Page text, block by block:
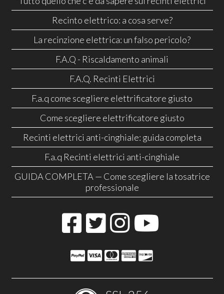
Recinto elettrico: a cosa serve?
La recinzione elettrica: un falso pericolo?
F.A.Q - Riscaldamento animali
F.A.Q. Recinti Elettrici
F.a.q come scegliere elettrificatore giusto
Come scegliere elettrificatore giusto
Recinti elettrici anti-cinghiale: guida completa
F.a.q Recinti elettrici anti-cinghiale
GUIDA COMPLETA — Come scegliere la tosatrice
professionale